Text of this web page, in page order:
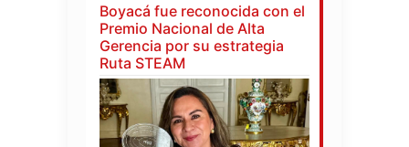
Boyacá fue reconocida con el
Premio Nacional de Alta
Gerencia por su estrategia
Ruta STEAM